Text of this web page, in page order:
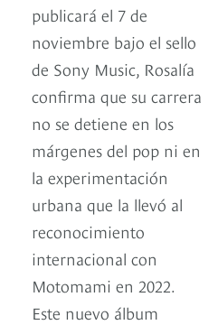
publicará el 7 de
noviembre bajo el sello
de Sony Music, Rosalía
confirma que su carrera
no se detiene en los
márgenes del pop ni en
la experimentación
urbana que la llevó al
reconocimiento
internacional con
Motomami en 2022.
Este nuevo álbum